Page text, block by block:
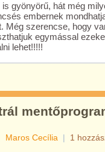
is gyönyörű, hát még
embernek
Még szerencse, hogy
egymással
lehet!!!!!
Maros Cecília | 1